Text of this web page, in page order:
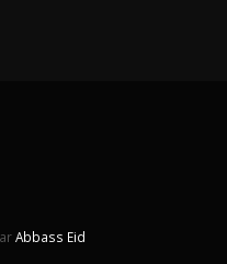
Abbass Eid